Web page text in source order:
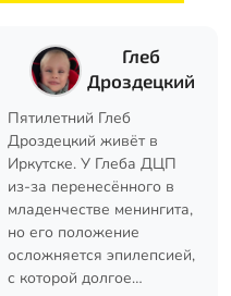
Глеб
Дроздецкий
Пятилетний Глеб
Дроздецкий живёт в
Иркутске. У Глеба ДЦП
из-за перенесённого в
младенчестве менингита,
но его положение
осложняется эпилепсией,
с которой долгое…